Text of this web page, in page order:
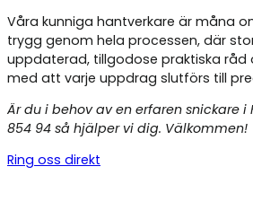
Våra kunniga hantverkare är måna
trygg genom hela processen, där
uppdaterad, tillgodose praktiska
med att varje uppdrag slutförs till
Är du i behov av en erfaren snickare i
854 94 så hjälper vi dig. Välkommen!
Ring oss direkt